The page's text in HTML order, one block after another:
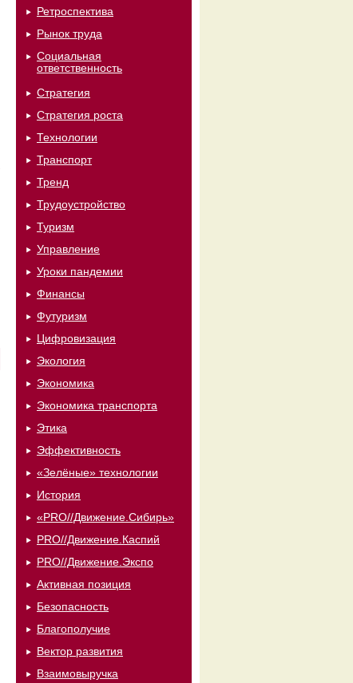
Ретроспектива
Рынок труда
Социальная
ответственность
Стратегия
Стратегия роста
Технологии
Транспорт
Тренд
Трудоустройство
Туризм
Управление
Уроки пандемии
Финансы
Футуризм
Цифровизация
Экология
Экономика
Экономика транспорта
Этика
Эффективность
«Зелёные» технологии
История
«PRO//Движение.Сибирь»
PRO//Движение.Каспий
PRO//Движение.Экспо
Активная позиция
Безопасность
Благополучие
Вектор развития
Взаимовыручка